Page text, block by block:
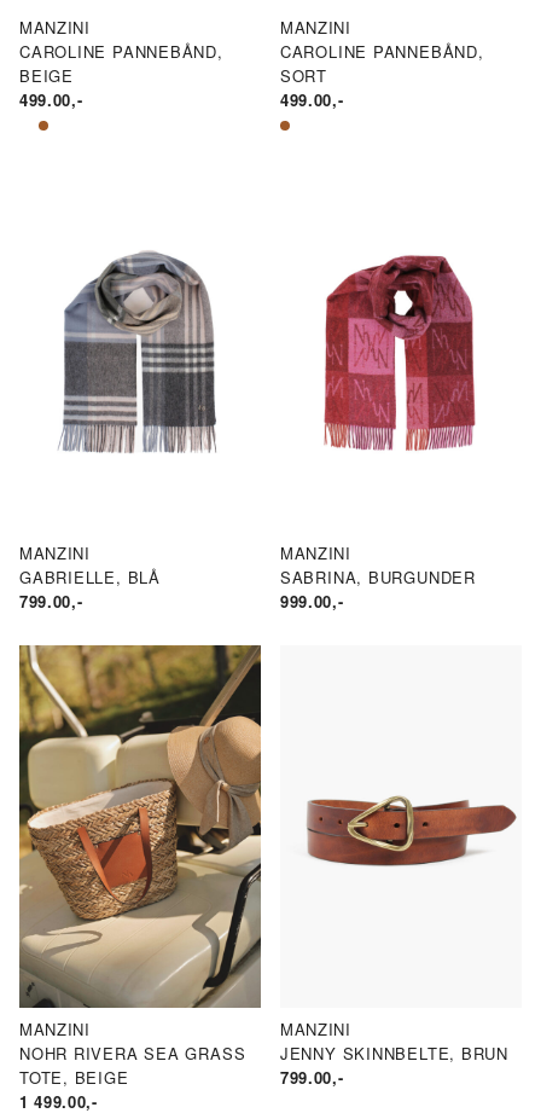
MANZINI
CAROLINE PANNEBÅND,
BEIGE
499.00,-
MANZINI
CAROLINE PANNEBÅND,
SORT
499.00,-
MANZINI
GABRIELLE, BLÅ
799.00,-
MANZINI
SABRINA, BURGUNDER
999.00,-
MANZINI
NOHR RIVERA SEA GRASS
TOTE, BEIGE
1 499.00,-
MANZINI
JENNY SKINNBELTE, BRUN
799.00,-